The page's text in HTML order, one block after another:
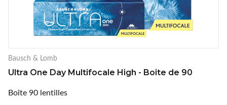
Bausch & Lomb
Ultra One Day Multifocale High - Boite de 90
Boîte 90 lentilles